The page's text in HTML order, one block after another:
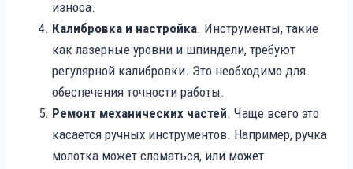
износа.
Калибровка и настройка. Инструменты, такие
как лазерные уровни и шпиндели, требуют
регулярной калибровки. Это необходимо для
обеспечения точности работы.
Ремонт механических частей. Чаще всего это
касается ручных инструментов. Например, ручка
молотка может сломаться, или может